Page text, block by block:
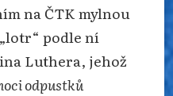
na ČTK mylnou
podle ní
Luthera, jehož
odpustků